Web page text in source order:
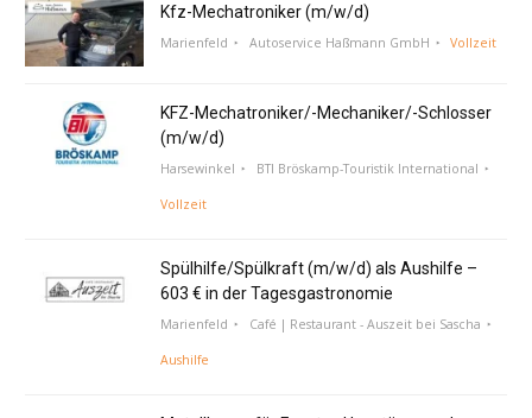
Kfz-Mechatroniker (m/w/d)
Marienfeld Autoservice Haßmann GmbH Vollzeit
KFZ-Mechatroniker/-Mechaniker/-Schlosser
(m/w/d)
Harsewinkel BTI Bröskamp-Touristik International
Vollzeit
Spülhilfe/Spülkraft (m/w/d) als Aushilfe –
603 € in der Tagesgastronomie
Marienfeld Café | Restaurant - Auszeit bei Sascha
Aushilfe